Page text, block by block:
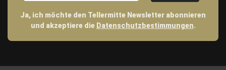
Ja, ich möchte den Tellermitte Newsletter abonnieren
und akzeptiere die Datenschutzbestimmungen.